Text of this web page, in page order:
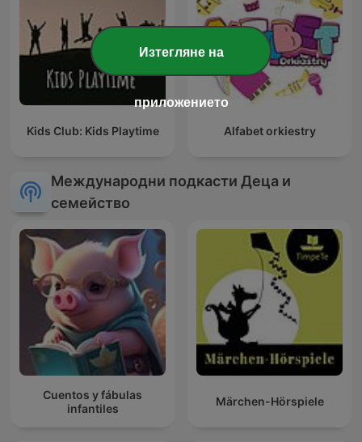
Kids Club: Kids Playtime Alfabet orkiestry
Международни подкасти Деца и
семейство
Cuentos y fábulas
infantiles
Märchen-Hörspiele
Изтегляне на
приложението